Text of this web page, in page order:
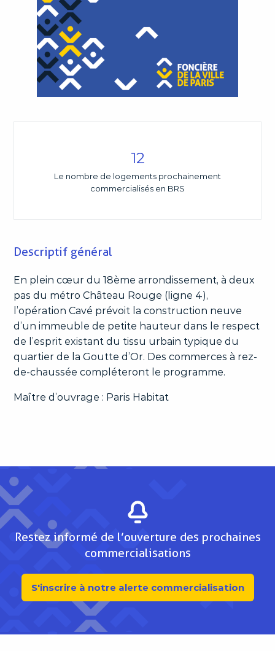
12
Le nombre de logements prochainement
commercialisés en BRS
Descriptif général
En plein cœur du 18ème arrondissement, à deux
pas du métro Château Rouge (ligne 4),
l’opération Cavé prévoit la construction neuve
d’un immeuble de petite hauteur dans le respect
de l’esprit existant du tissu urbain typique du
quartier de la Goutte d’Or. Des commerces à rez-
de-chaussée compléteront le programme.
Maître d’ouvrage : Paris Habitat
Restez informé de l’ouverture des prochaines
commercialisations
S'inscrire à notre alerte commercialisation